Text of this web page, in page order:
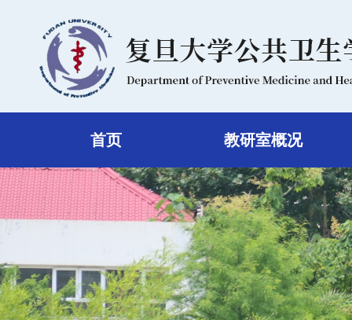
首页 教研室概况